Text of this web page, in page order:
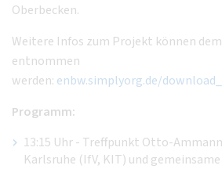
Oberbecken.
Weitere Infos zum Projekt können
entnommen
werden: enbw.simplyorg.de/
Programm:
13:15 Uhr - Treffpunkt Otto-
Karlsruhe (IfV, KIT) und